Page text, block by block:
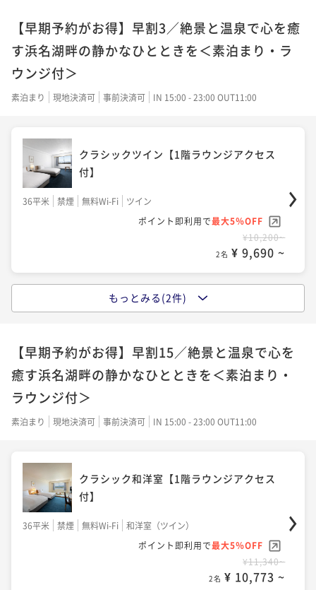
ポイント即利用で 最大5％OFF
2名 ¥ 27,170 ~
クラシック和室【1階ラウンジアクセス
付】
36平米 禁煙 無料Wi-Fi
和室
ポイント即利用で最大5％OFF
¥29,200~
2名 ¥ 27,740 ~
クラシックキング【1階ラウンジアクセス
36平米 禁煙 無料Wi-Fi
ダブル
ポイント即利用で 最大5％OFF
和モダンファミリールーム【1階ラウンジ
アクセス付】
¥30,400~
¥ 28,880 ~
36平米 禁煙 無料Wi-Fi
ツイン
ポイント即利用で 最大5％OFF
スタンダードツイン【1階ラウンジアクセ
ス付】
36平米 禁煙 無料Wi-Fi
ツイン
ポイント即利用で 最大5％OFF
¥10,206~
2名 ¥ 9,695 ~
クラシック和洋室【1階ラウンジアクセス
36平米 禁煙 無料Wi-Fi
和洋室（ツイン）
ポイント即利用で 最大5％OFF
付】
36平米 禁煙
¥10,692~
¥ 10,157 ~
【早期予約がお得】早割3／絶景と温泉で心を癒
す浜名湖畔の静かなひとときを＜素泊まり・ラ
ウンジ付＞
素泊まり 現地決済可 事前決済可 IN 15:00 - 23:00 OUT11:00
クラシックツイン【1階ラウンジアクセス
付】
36平米 禁煙 無料Wi-Fi
ツイン
ポイント即利用で最大5％OFF
¥10,200~
2名 ¥ 9,690 ~
クラシック和洋室【1階ラウンジアクセス
36平米 禁煙 無料Wi-Fi
和洋室（ツイン）
ポイント即利用で 最大5％OFF
エグゼクティブツイン【レイクビューラウ
ンジアクセス付】
36平米 禁煙 無料Wi-Fi
ツイン
ポイント即利用で 最大5％OFF
¥15,300~
2名 ¥ 14,535 ~
もっとみる(2件)
【早期予約がお得】早割15／絶景と温泉で心を
癒す浜名湖畔の静かなひとときを＜素泊まり・
ラウンジ付＞
素泊まり 現地決済可 事前決済可 IN 15:00 - 23:00 OUT11:00
クラシック和洋室【1階ラウンジアクセス
付】
36平米 禁煙 無料Wi-Fi
和洋室（ツイン）
ポイント即利用で最大5％OFF
¥11,340~
2名 ¥ 10,773 ~